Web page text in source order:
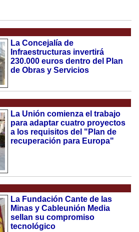
La Concejalía de
Infraestructuras invertirá
230.000 euros dentro del Plan
de Obras y Servicios
La Unión comienza el trabajo
para adaptar cuatro proyectos
a los requisitos del "Plan de
recuperación para Europa"
La Fundación Cante de las
Minas y Cableunión Media
sellan su compromiso
tecnológico